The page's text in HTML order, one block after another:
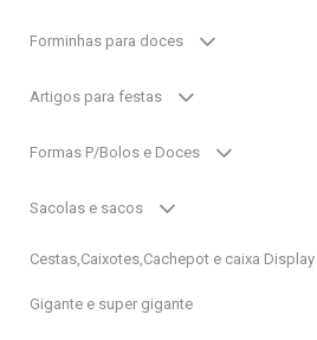
Forminhas para doces
Artigos para festas
Formas P/Bolos e Doces
Sacolas e sacos
Cestas,Caixotes,Cachepot e caixa Display
Gigante e super gigante